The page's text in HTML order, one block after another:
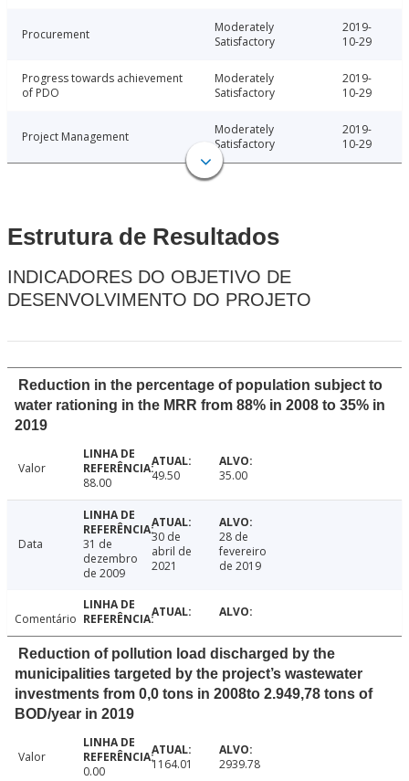
Procurement
Moderately
Satisfactory
2019-
10-29
Progress towards achievement
of PDO
Moderately
Satisfactory
2019-
10-29
Project Management
Moderately
Satisfactory
2019-
10-29
Estrutura de Resultados
INDICADORES DO OBJETIVO DE
DESENVOLVIMENTO DO PROJETO
Reduction in the percentage of population subject to
water rationing in the MRR from 88% in 2008 to 35% in
2019
Valor
88.00
49.50 35.00
Data
31 de
dezembro
de 2009
30 de
abril de
2021
28 de
fevereiro
de 2019
Comentário
Reduction of pollution load discharged by the
municipalities targeted by the project’s wastewater
investments from 0,0 tons in 2008to 2.949,78 tons of
BOD/year in 2019
Valor
0.00
1164.01 2939.78